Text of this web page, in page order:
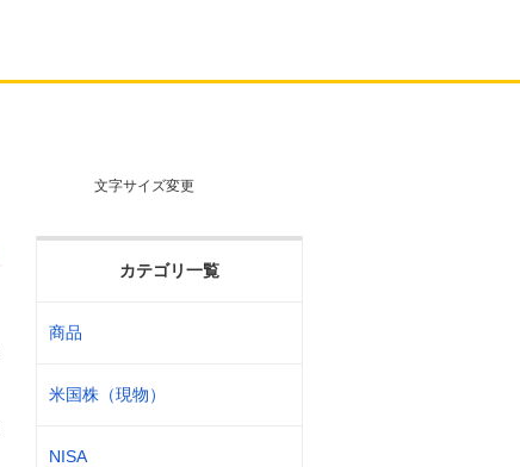
文字サイズ変更
カテゴリ一覧
商品
米国株（現物）
NISA